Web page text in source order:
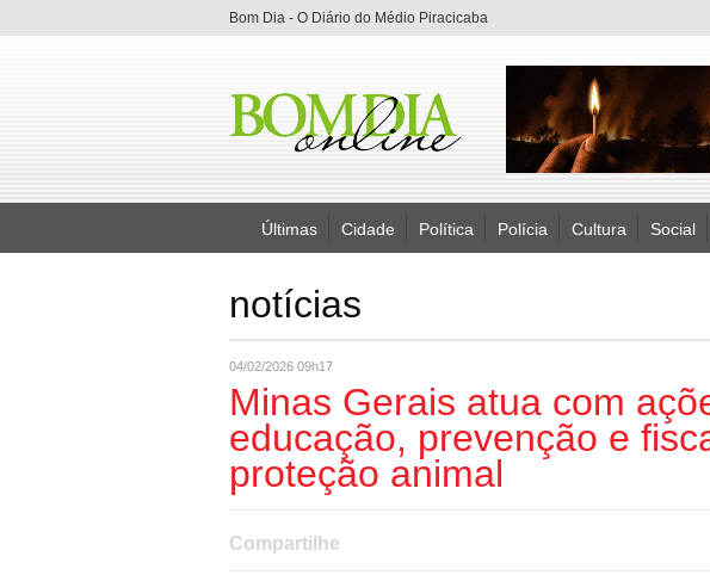
Bom Dia - O Diário do Médio Piracicaba
Últimas Cidade Política Polícia Cultura Social
notícias
04/02/2026 09h17
Minas Gerais atua com
educação, prevenção e
proteção animal
Compartilhe